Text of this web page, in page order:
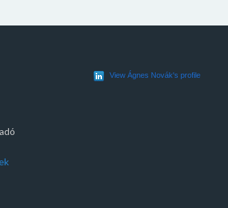
View Ágnes Novák's profile